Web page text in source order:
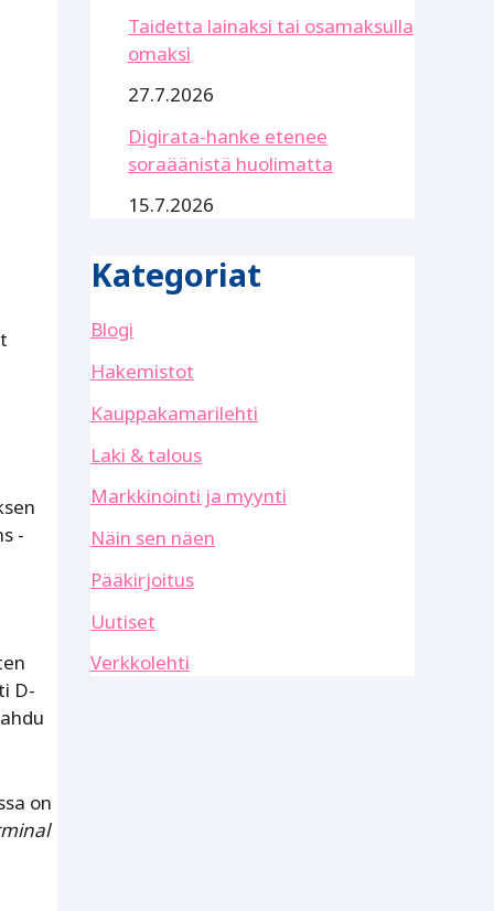
-
D-
on
Taidetta lainaksi tai osamaksulla
omaksi
27.7.2026
Digirata-hanke etenee
soraäänistä huolimatta
15.7.2026
Kategoriat
Blogi
Hakemistot
Kauppakamarilehti
Laki & talous
Markkinointi ja myynti
Näin sen näen
Pääkirjoitus
Uutiset
Verkkolehti